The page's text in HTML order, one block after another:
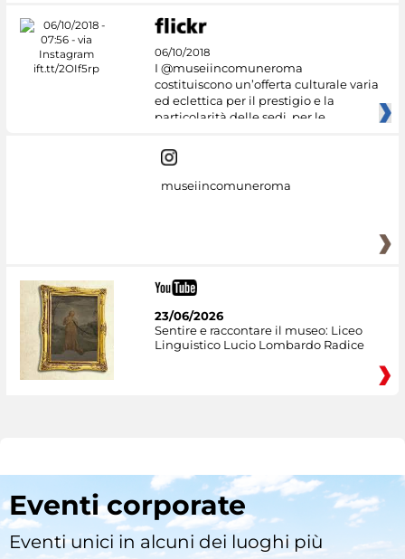
06/10/2018
I @museiincomuneroma
costituiscono un’offerta culturale varia
ed eclettica per il prestigio e la
particolarità delle sedi, per le
museiincomuneroma
23/06/2026
Sentire e raccontare il museo: Liceo
Linguistico Lucio Lombardo Radice
Eventi corporate
Eventi unici in alcuni dei luoghi più